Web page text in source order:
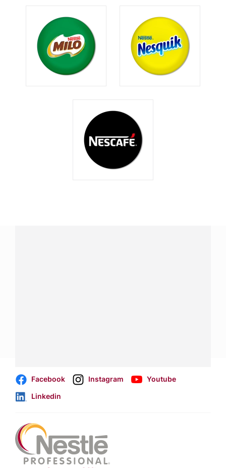
Facebook Instagram
Youtube
Linkedin